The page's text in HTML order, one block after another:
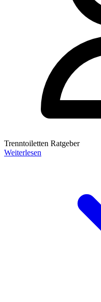
Trenntoiletten Ratgeber
Weiterlesen